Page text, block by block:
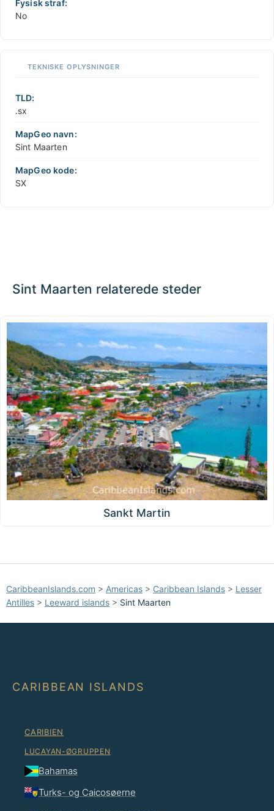
Fysisk straf:
No
TEKNISKE OPLYSNINGER
TLD:
.sx
MapGeo navn:
Sint Maarten
MapGeo kode:
SX
Sint Maarten relaterede steder
Sankt Martin
CaribbeanIslands.com > Americas > Caribbean Islands > Lesser
Antilles > Leeward islands > Sint Maarten
CARIBBEAN ISLANDS
CARIBIEN
LUCAYAN-ØGRUPPEN
Bahamas
Turks- og Caicosøerne